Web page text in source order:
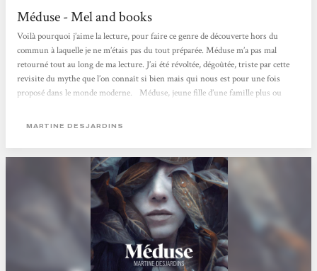
Méduse - Mel and books
Voilà pourquoi j’aime la lecture, pour faire ce genre de découverte hors du
commun à laquelle je ne m’étais pas du tout préparée. Méduse m’a pas mal
retourné tout au long de ma lecture. J’ai été révoltée, dégoûtée, triste par cette
revisite du mythe que l’on connaît si bien mais qui nous est pour une fois
proposé dans le monde moderne.⠀Méduse, jeune fille d’une famille plus ou
particularité ? Des yeux que personne ne peut regarder...
MARTINE DESJARDINS